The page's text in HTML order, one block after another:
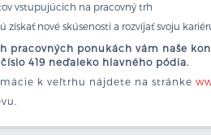
vstupujúcich na pracovný trh
získať nové skúsenosti a rozvíjať svoju
pracovných ponukách vám naše
419 neďaleko hlavného pódia.
k veľtrhu nájdete na stránke